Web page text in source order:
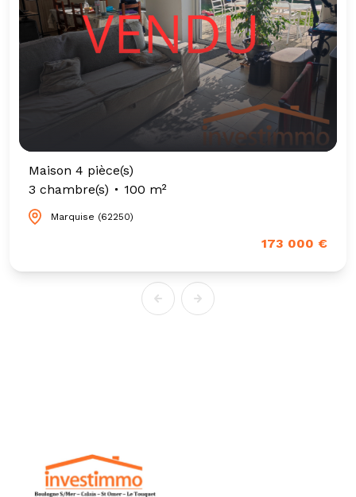
Maison 4 pièce(s)
3 chambre(s)
100 m²
Marquise (62250)
173 000 €